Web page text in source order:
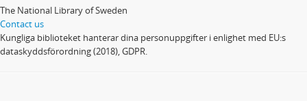
The National Library of Sweden
Contact us
Kungliga biblioteket hanterar dina personuppgifter i enlighet med EU:s
dataskyddsförordning (2018), GDPR.